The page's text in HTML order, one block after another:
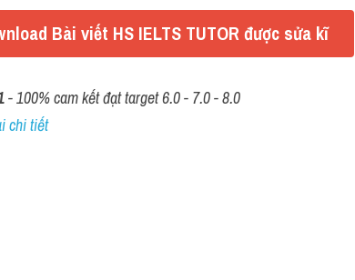
Bài viết HS IELTS TUTOR được sửa kĩ
- 100% cam kết đạt target 6.0 - 7.0 - 8.0
chi tiết